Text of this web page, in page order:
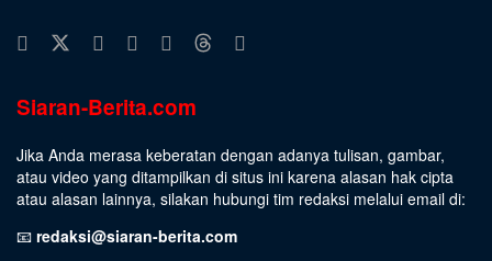
Siaran-Berita.com
Jika Anda merasa keberatan dengan adanya tulisan, gambar,
atau video yang ditampilkan di situs ini karena alasan hak cipta
atau alasan lainnya, silakan hubungi tim redaksi melalui email di:
📧 redaksi@siaran-berita.com